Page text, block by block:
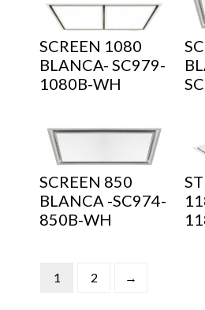
SCREEN 1080
BLANCA- SC979-
1080B-WH
SCREEN 850
BLANCA -SC974-
850B-WH
1 2 →